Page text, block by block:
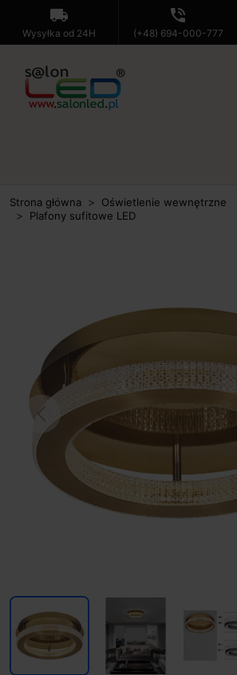
local_shipping
Wysyłka od 24H
phone_in_talk
(+48) 694-000-777
Strona główna
Oświetlenie wewnętrzne
Plafony sufitowe LED
Previous